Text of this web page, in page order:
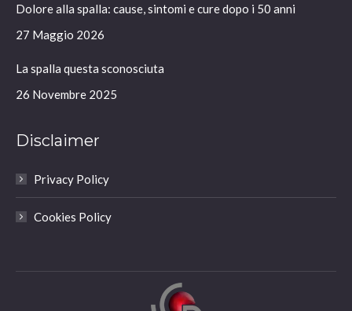
new
window
new
window
new
window
new
window
Dolore alla spalla: cause, sintomi e cure dopo i 50 anni
27 Maggio 2026
La spalla questa sconosciuta
26 Novembre 2025
Disclaimer
Privacy Policy
Cookies Policy